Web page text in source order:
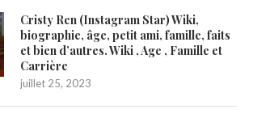
Cristy Ren (Instagram Star) Wiki,
biographie, âge, petit ami, famille, faits
et bien d’autres. Wiki , Age , Famille et
Carrière
juillet 25, 2023